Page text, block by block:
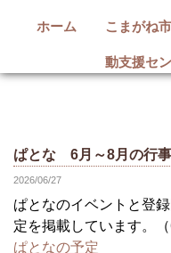
ホーム こまがね
動支援セ
ぱとな 6月～8月の行
2026/06/27
ぱとなのイベントと登
定を掲載しています。（
ぱとなの予定